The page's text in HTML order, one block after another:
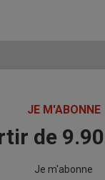
JE M'ABONNE
de
Je m'abonne